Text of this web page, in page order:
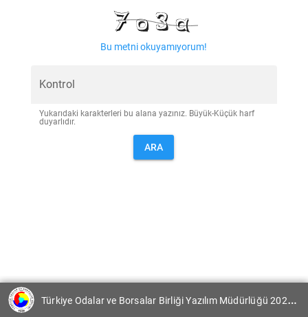
Bu metni okuyamıyorum!
Kontrol
Yukarıdaki karakterleri bu alana yazınız. Büyük-Küçük harf
duyarlıdır.
ARA
Türkiye Odalar ve Borsalar Birliği Yazılım Müdürlüğü 2021 V1.4